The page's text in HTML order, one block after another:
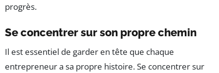
progrès.
Se concentrer sur son propre chemin
Il est essentiel de garder en tête que chaque
entrepreneur a sa propre histoire. Se concentrer sur